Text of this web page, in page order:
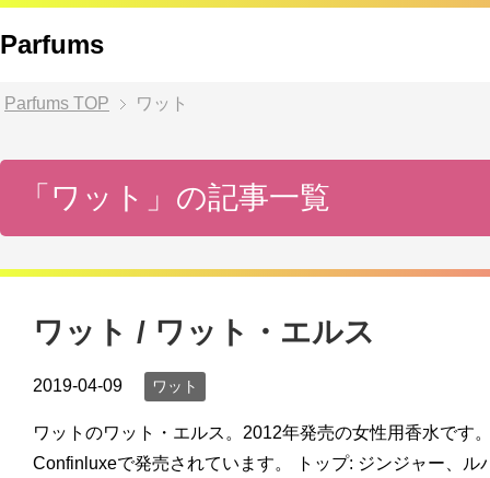
Parfums
Parfums TOP ワット
「ワット」の記事一覧
ワット / ワット・エルス
2019-04-09 ワット
ワットのワット・エルス。2012年発売の女性用香水です
Confinluxeで発売されています。 トップ: ジンジャー、ル